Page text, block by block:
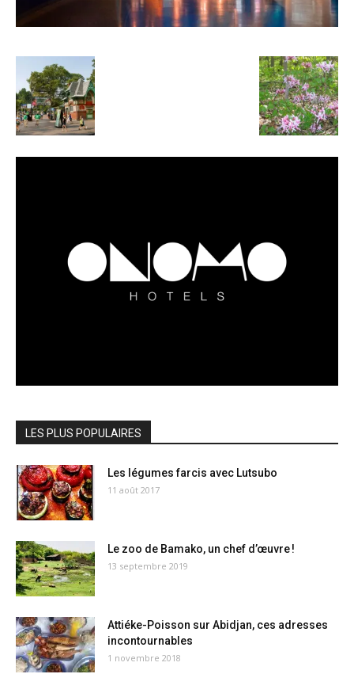
LES PLUS POPULAIRES
Les légumes farcis avec Lutsubo
11 août 2017
Le zoo de Bamako, un chef d’œuvre !
13 septembre 2019
Attiéke-Poisson sur Abidjan, ces adresses
incontournables
1 novembre 2018